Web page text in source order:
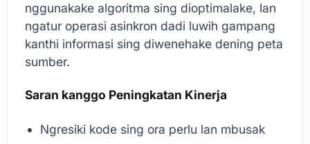
nggunakake algoritma sing dioptimalake, lan
ngatur operasi asinkron dadi luwih gampang
kanthi informasi sing diwenehake dening peta
sumber.
Saran kanggo Peningkatan Kinerja
Ngresiki kode sing ora perlu lan mbusak